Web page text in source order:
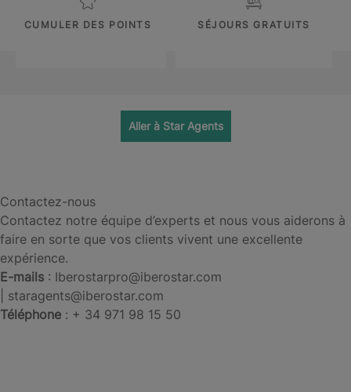
CUMULER DES POINTS SÉJOURS GRATUITS
Aller à Star Agents
Contactez-nous
Contactez notre équipe d’experts et nous vous aiderons à
faire en sorte que vos clients vivent une excellente
expérience.
E-mails : Iberostarpro@iberostar.com
| staragents@iberostar.com
Téléphone : + 34 971 98 15 50